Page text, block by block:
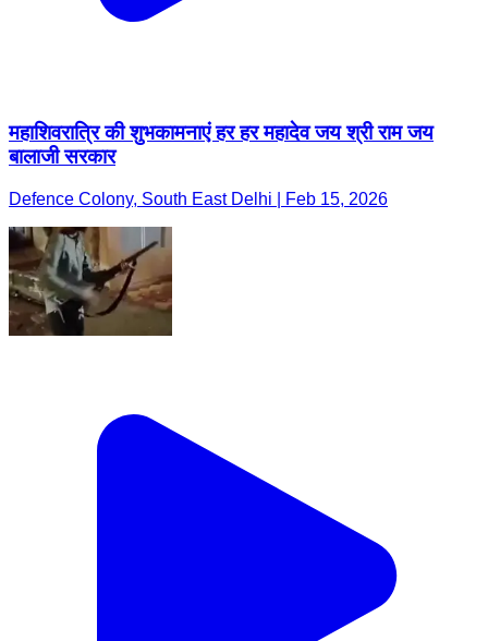
महाशिवरात्रि की शुभकामनाएं हर हर महादेव जय श्री राम जय
बालाजी सरकार
Defence Colony, South East Delhi | Feb 15, 2026